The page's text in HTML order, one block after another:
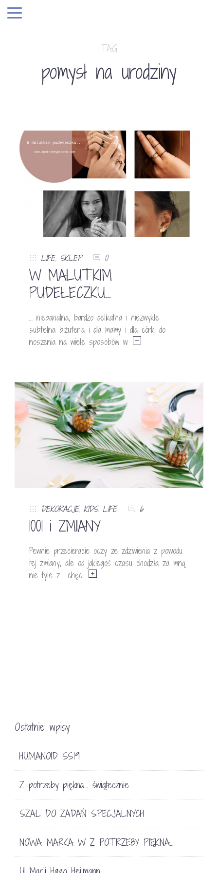
TAG
pomysł na urodziny
LIFE, SKLEP 0
W MALUTKIM
PUDEŁECZKU…
… niebanalna, bardzo delikatna i niezwykle
subtelna biżuteria i dla mamy i dla córki do
noszenia na wiele sposobów w
DEKORACJE, KIDS, LIFE 6
1001 i ZMIANY
Pewnie przecieracie oczy ze zdziwienia z powodu
tej zmiany, ale od jakiegoś czasu chodziła za mną
nie tyle z chęci
Ostatnie wpisy
HUMANOID SS19
Z potrzeby piękna… świątecznie
SZAL DO ZADAŃ SPECJALNYCH
NOWA MARKA W Z POTRZEBY PIĘKNA…